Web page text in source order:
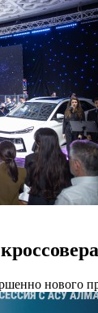
нового